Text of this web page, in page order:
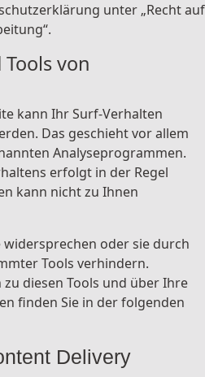
unter „Recht auf
von
kann Ihr Surf-Verhalten
Das geschieht vor allem
Analyseprogrammen.
erfolgt in der Regel
kann nicht zu Ihnen
widersprechen oder sie durch
Tools verhindern.
diesen Tools und über Ihre
finden Sie in der folgenden
Delivery